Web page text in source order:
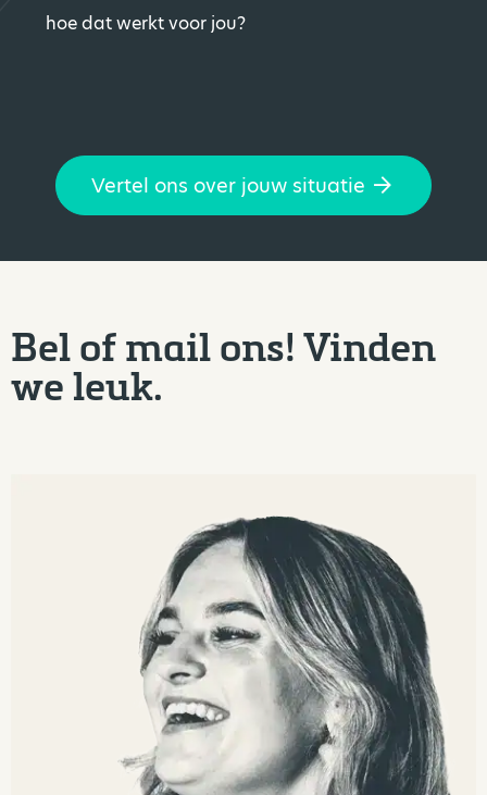
hoe dat werkt voor jou?
Vertel ons over jouw situatie
Bel of mail ons! Vinden
we leuk.